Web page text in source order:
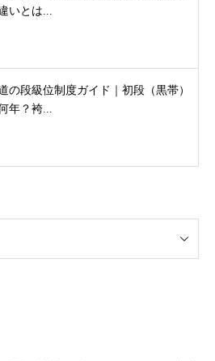
いとは...
の段級位制度ガイド｜初段（黒帯）
年？袴...